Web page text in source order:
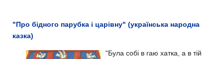
"Про бідного парубка і царівну" (українська народна
казка)
"Була собі в гаю хатка, а в тій